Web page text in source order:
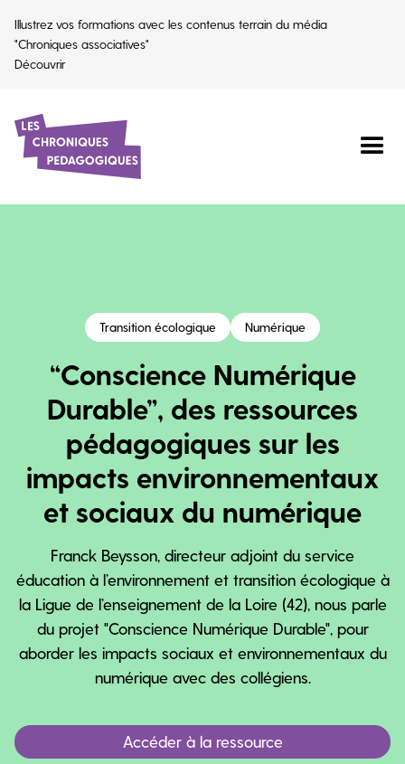
Illustrez vos formations avec les contenus terrain du média
"Chroniques associatives"
Découvrir
Transition écologique Numérique
“Conscience Numérique
Durable”, des ressources
pédagogiques sur les
impacts environnementaux
et sociaux du numérique
Franck Beysson, directeur adjoint du service
éducation à l’environnement et transition écologique à
la Ligue de l’enseignement de la Loire (42), nous parle
du projet "Conscience Numérique Durable", pour
aborder les impacts sociaux et environnementaux du
numérique avec des collégiens.
Accéder à la ressource